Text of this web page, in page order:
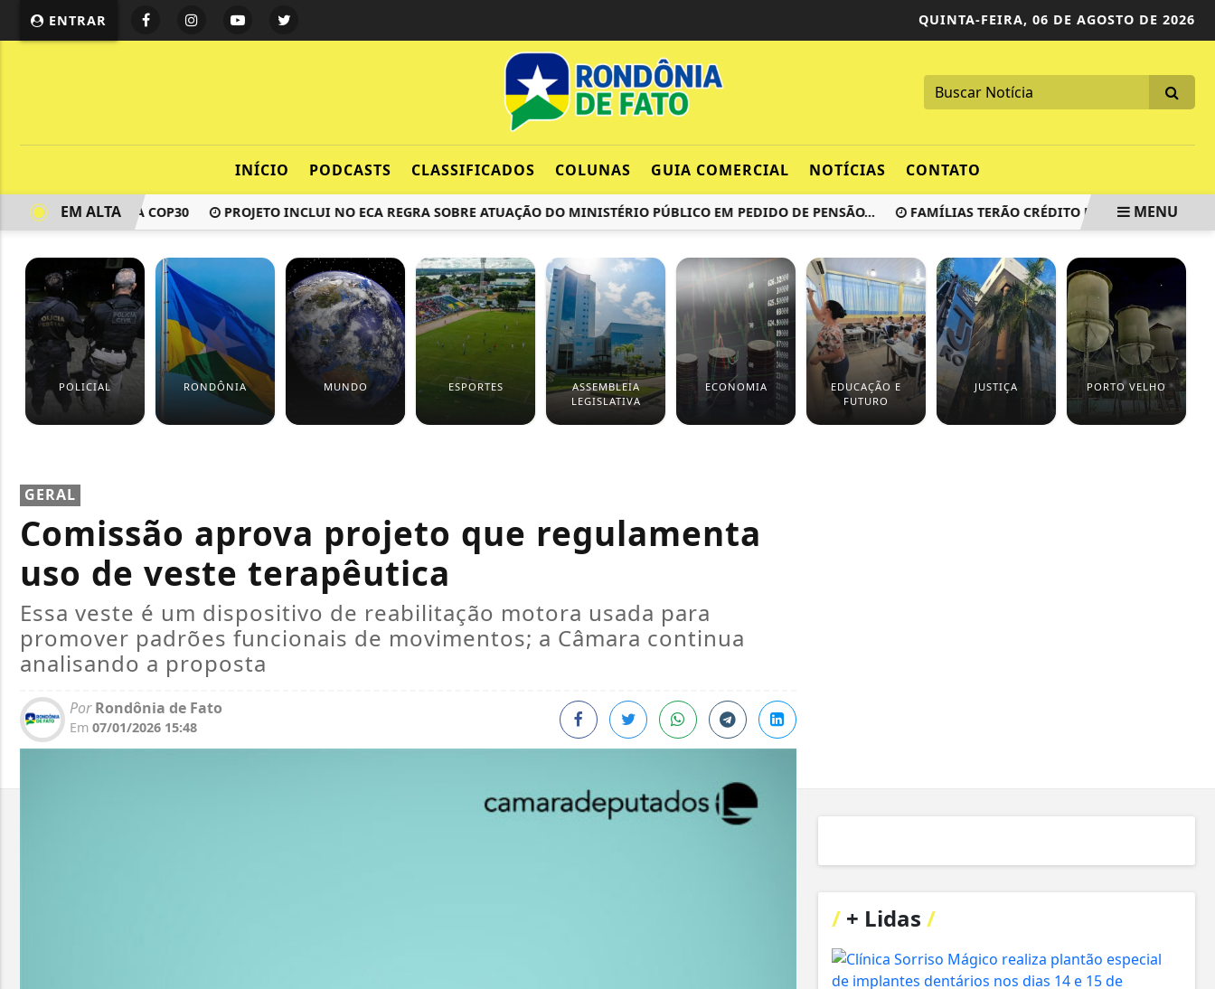
ENTRAR QUINTA-FEIRA, 06 DE AGOSTO DE 2026
INÍCIO PODCASTS CLASSIFICADOS COLUNAS GUIA COMERCIAL NOTÍCIAS CONTATO
É DESTAQUE NA COP30 PROJETO INCLUI NO ECA REGRA SOBRE ATUAÇÃO DO MINISTÉRIO PÚBLICO EM PEDIDO DE PENSÃO... FAMÍLIAS TERÃO CRÉDITO DE ATÉ R$ 30 MIL EM
EM ALTA MENU
POLICIAL RONDÔNIA MUNDO ESPORTES
ASSEMBLEIA
LEGISLATIVA
ECONOMIA
EDUCAÇÃO E
FUTURO
JUSTIÇA PORTO VELHO
GERAL
Comissão aprova projeto que regulamenta
uso de veste terapêutica
Essa veste é um dispositivo de reabilitação motora usada para
promover padrões funcionais de movimentos; a Câmara continua
analisando a proposta
PorRondônia de Fato
Em 07/01/2026 15:48
/+ Lidas /